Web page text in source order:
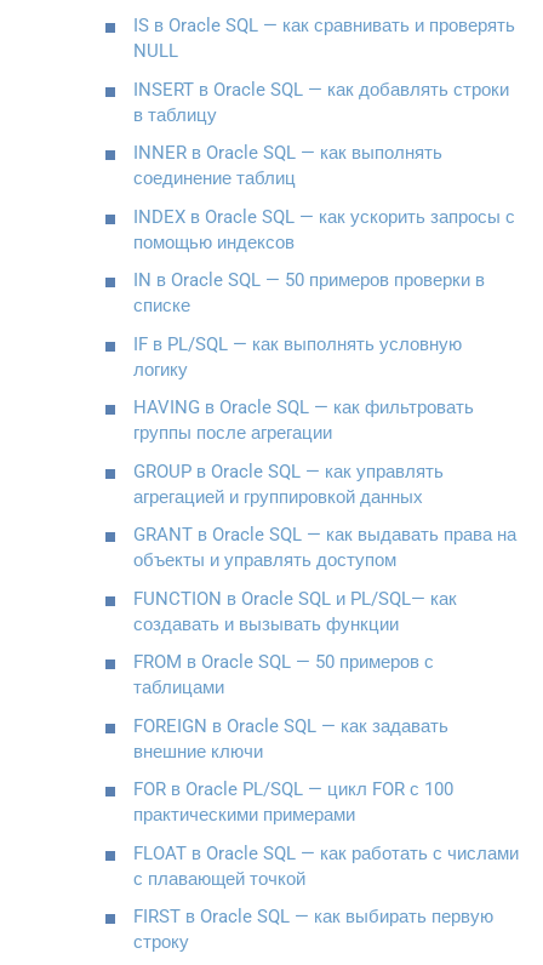
IS в Oracle SQL — как сравнивать и проверять
NULL
INSERT в Oracle SQL — как добавлять строки
в таблицу
INNER в Oracle SQL — как выполнять
соединение таблиц
INDEX в Oracle SQL — как ускорить запросы с
помощью индексов
IN в Oracle SQL — 50 примеров проверки в
списке
IF в PL/SQL — как выполнять условную
логику
HAVING в Oracle SQL — как фильтровать
группы после агрегации
GROUP в Oracle SQL — как управлять
агрегацией и группировкой данных
GRANT в Oracle SQL — как выдавать права на
объекты и управлять доступом
FUNCTION в Oracle SQL и PL/SQL— как
создавать и вызывать функции
FROM в Oracle SQL — 50 примеров с
таблицами
FOREIGN в Oracle SQL — как задавать
внешние ключи
FOR в Oracle PL/SQL — цикл FOR с 100
практическими примерами
FLOAT в Oracle SQL — как работать с числами
с плавающей точкой
FIRST в Oracle SQL — как выбирать первую
строку